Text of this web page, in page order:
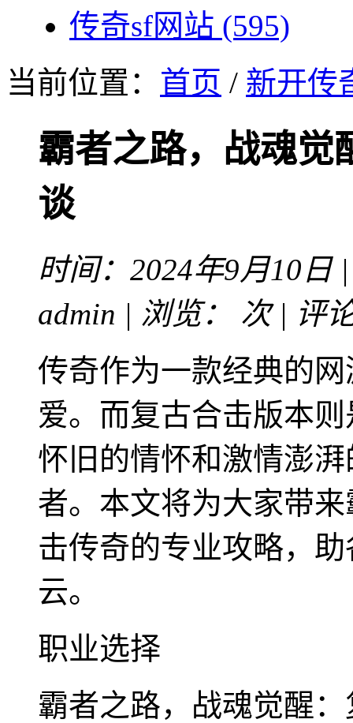
传奇sf网站 (595)
当前位置： 首页 / 新开传
霸者之路，战魂觉
谈
时间：2024年9月10日
admin | 浏览：
次 | 评
传奇作为一款经典的
爱。而复古合击版本
怀旧的情怀和激情澎
者。本文将为大家带
击传奇的专业攻略，
云。
职业选择
霸者之路，战魂觉醒